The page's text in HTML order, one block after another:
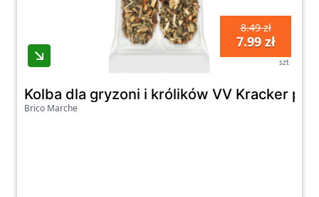
8.49 zł
7.99 zł
szt
Kolba dla gryzoni i królików VV Kracker
Brico Marche